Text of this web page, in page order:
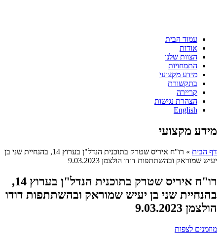
עמוד הבית
אודות
הצוות שלנו
התמחויות
מידע מקצועי
בתקשורת
קריירה
הצהרת נגישות
English
מידע מקצועי
דף הבית »
רו"ח איריס שטרק בתוכנית הנדל"ן בערוץ 14, בהנחיית שני בן
יעיש שמוראק ובהשתתפות דודו הולצמן 9.03.2023
רו"ח איריס שטרק בתוכנית הנדל"ן בערוץ 14,
בהנחיית שני בן יעיש שמוראק ובהשתתפות דודו
הולצמן 9.03.2023
מוזמנים לצפות